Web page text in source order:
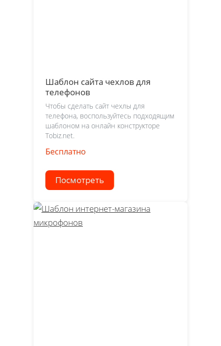
Шаблон сайта чехлов для
телефонов
Чтобы сделать сайт чехлы для
телефона, воспользуйтесь подходящим
шаблоном на онлайн конструкторе
Tobiz.net.
Бесплатно
Посмотреть